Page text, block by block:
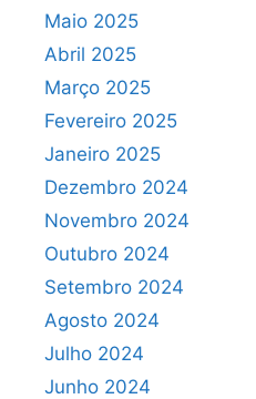
Maio 2025
Abril 2025
Março 2025
Fevereiro 2025
Janeiro 2025
Dezembro 2024
Novembro 2024
Outubro 2024
Setembro 2024
Agosto 2024
Julho 2024
Junho 2024